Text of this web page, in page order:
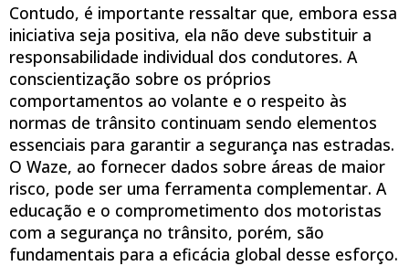
Contudo, é importante ressaltar que, embora essa
iniciativa seja positiva, ela não deve substituir a
responsabilidade individual dos condutores. A
conscientização sobre os próprios
comportamentos ao volante e o respeito às
normas de trânsito continuam sendo elementos
essenciais para garantir a segurança nas estradas.
O Waze, ao fornecer dados sobre áreas de maior
risco, pode ser uma ferramenta complementar. A
educação e o comprometimento dos motoristas
com a segurança no trânsito, porém, são
fundamentais para a eficácia global desse esforço.